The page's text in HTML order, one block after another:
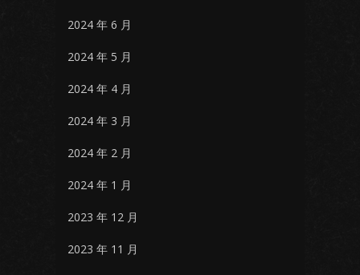
2024 年 6 月
2024 年 5 月
2024 年 4 月
2024 年 3 月
2024 年 2 月
2024 年 1 月
2023 年 12 月
2023 年 11 月